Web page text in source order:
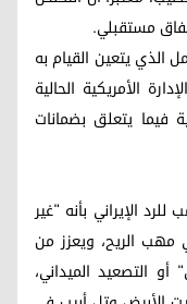
مستقبلي.
الذي يتعين القيام به
الأمريكية الحالية
فيما يتعلق بضمانات
الإيراني بأنه "غير
الريح، ويعزز من
التصعيد الميداني،